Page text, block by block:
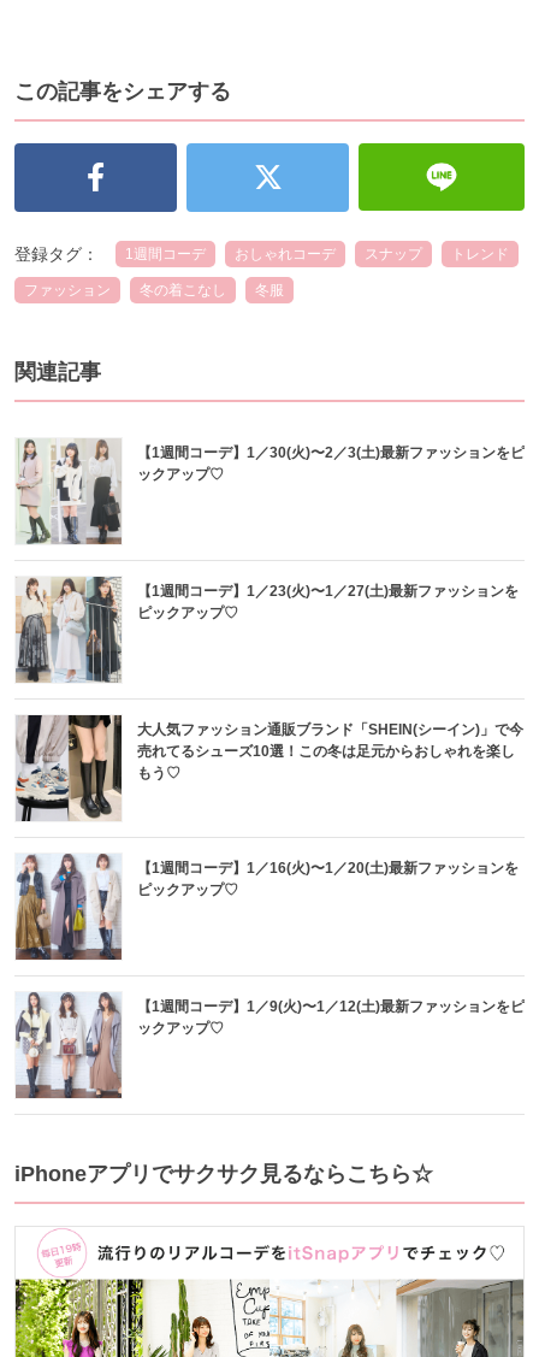
この記事をシェアする
登録タグ： 1週間コーデ おしゃれコーデ スナップ トレンド
ファッション 冬の着こなし 冬服
関連記事
【1週間コーデ】1／30(火)〜2／3(土)最新ファッションをピ
ックアップ♡
【1週間コーデ】1／23(火)〜1／27(土)最新ファッションを
ピックアップ♡
大人気ファッション通販ブランド「SHEIN(シーイン)」で今
売れてるシューズ10選！この冬は足元からおしゃれを楽し
もう♡
【1週間コーデ】1／16(火)〜1／20(土)最新ファッションを
ピックアップ♡
【1週間コーデ】1／9(火)〜1／12(土)最新ファッションをピ
ックアップ♡
iPhoneアプリでサクサク見るならこちら☆